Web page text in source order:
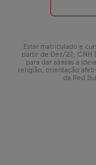
Estar matriculado e
partir de Dez/27; CNH
para dar aaasas a
religião, orientação
da Red